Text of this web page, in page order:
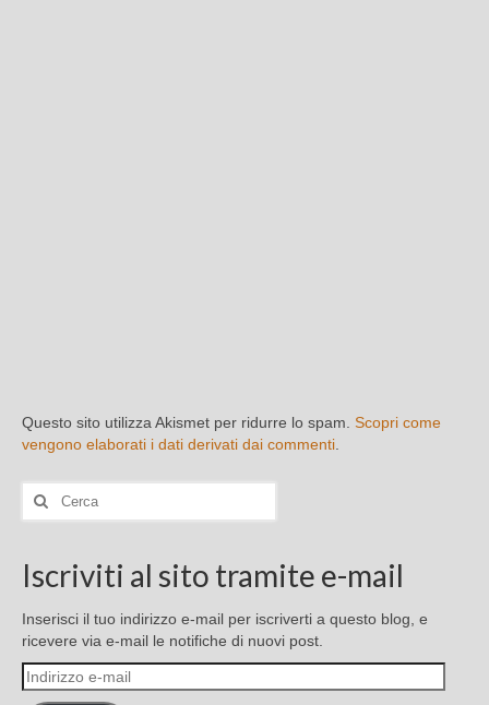
Questo sito utilizza Akismet per ridurre lo spam. Scopri come
vengono elaborati i dati derivati dai commenti
Cerca:
Iscriviti al sito tramite e-mail
Inserisci il tuo indirizzo e-mail per iscriverti a questo blog, e
ricevere via e-mail le notifiche di nuovi post.
Indirizzo
e-